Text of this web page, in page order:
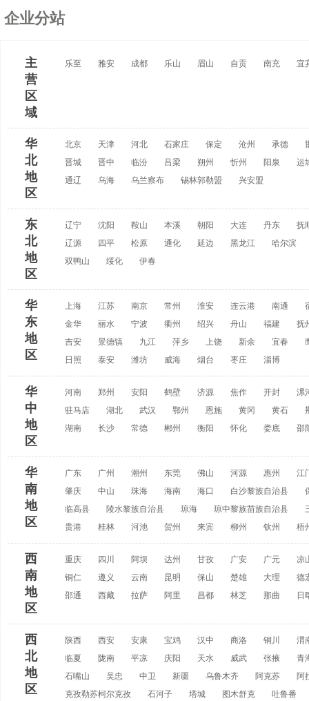
企业分站
主
营
区
域
乐至 雅安 成都 乐山 眉山 自贡 南充 宜
华
北
地
区
北京 天津 河北 石家庄 保定 沧州 承德
晋城
晋中 临汾 吕梁 朔州 忻州 阳泉
运
通辽
乌海 乌兰察布 锡林郭勒盟 兴安盟
东
北
地
区
辽宁 沈阳 鞍山 本溪 朝阳 大连 丹东
抚
辽源
四平 松原 通化 延边 黑龙江
哈尔滨
双鸭山
绥化 伊春
华
东
地
区
上海 江苏 南京 常州 淮安 连云港 南通
金华
丽水 宁波 衢州 绍兴 舟山 福建
抚
吉安
景德镇 九江 萍乡 上饶 新余 宜春
日照
泰安 潍坊 威海 烟台 枣庄 淄博
华
中
地
区
河南 郑州 安阳 鹤壁 济源 焦作 开封
漯
驻马店
湖北 武汉 鄂州 恩施 黄冈 黄石
湖南
长沙 常德 郴州 衡阳 怀化 娄底 邵
华
南
地
区
广东 广州 潮州 东莞 佛山 河源 惠州
江
肇庆
中山 珠海 海南 海口 白沙黎族自治县
临高县
陵水黎族自治县 琼海 琼中黎族苗族自治县
贵港
桂林 河池 贺州 来宾 柳州 钦州 梧
西
南
地
区
重庆 四川 阿坝 达州 甘孜 广安 广元
凉
铜仁
遵义 云南 昆明 保山 楚雄 大理
德
邵通
西藏 拉萨 阿里 昌都 林芝 那曲 日
西
北
地
区
陕西 西安 安康 宝鸡 汉中 商洛 铜川
渭
临夏
陇南 平凉 庆阳 天水 威武 张掖
青
石嘴山
吴忠 中卫 新疆 乌鲁木齐 阿克苏
阿
克孜勒苏柯尔克孜
石河子 塔城 图木舒克 吐鲁番